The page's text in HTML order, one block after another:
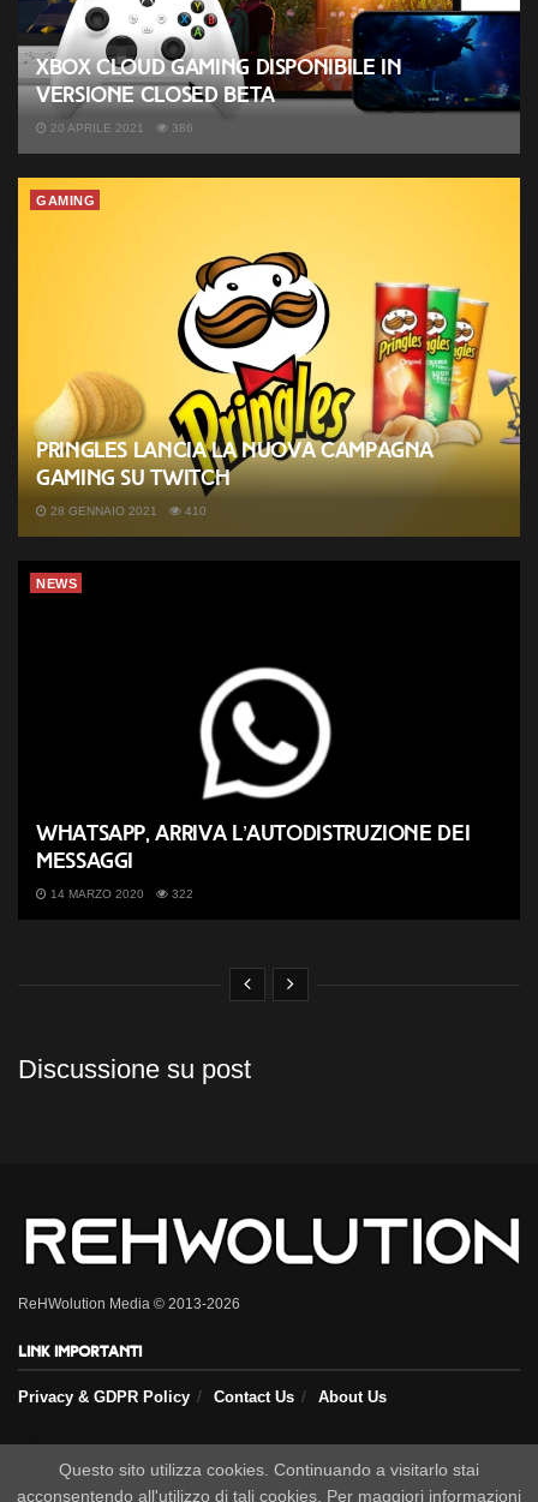
Xbox Cloud Gaming disponibile in
versione closed beta
20 APRILE 2021 386
GAMING
Pringles lancia la nuova campagna
gaming su Twitch
28 GENNAIO 2021 410
NEWS
WhatsApp, arriva l’autodistruzione dei
messaggi
14 MARZO 2020 322
Discussione su post
ReHWolution Media © 2013-2026
Link importanti
Privacy & GDPR Policy Contact Us About Us
Seguici sui nostri social
Questo sito utilizza cookies. Continuando a visitarlo stai
acconsentendo all'utilizzo di tali cookies. Per maggiori informazioni